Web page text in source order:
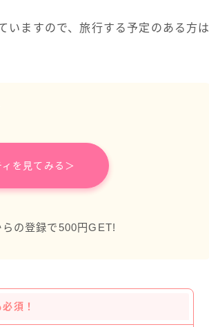
いますので、旅行する予定のある方は
を見てみる＞
らの登録で500円GET!
須！